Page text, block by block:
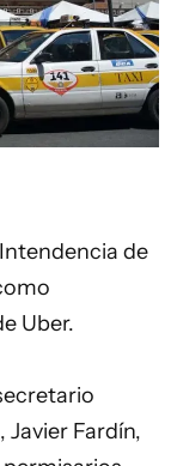
Intendencia de
Uber.
, Javier Fardín,